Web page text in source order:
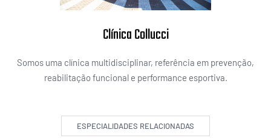
Clínica Collucci
Somos uma clínica multidisciplinar, referência em prevenção,
reabilitação funcional e performance esportiva.
ESPECIALIDADES RELACIONADAS